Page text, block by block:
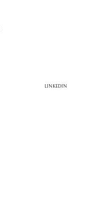
LINKEDIN